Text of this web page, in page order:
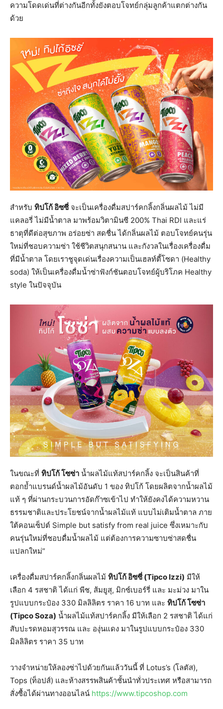
ความโดดเด่นที่ต่างกันอีกทั้งยังตอบโจทย์กลุ่มลูกค้าแตกต่างกัน
ด้วย
สำหรับ ทิปโก้ อิซซี่จะเป็นเครื่องดื่มสปาร์คกลิ้งกลิ่นผลไม้ ไม่มี
แคลอรี่ ไม่มีน้ำตาล มาพร้อมวิตามินซี 200% Thai RDI และแร่
ธาตุที่ดีต่อสุขภาพ อร่อยซ่า สดชื่น ได้กลิ่นผลไม้ ตอบโจทย์คนรุ่น
ใหม่ที่ชอบความซ่า ใช้ชีวิตสนุกสนาน และกังวลในเรื่องเครื่องดื่ม
ที่มีน้ำตาล โดยเราชูจุดเด่นเรื่องความเป็นเฮลท์ตี้โซดา (Healthy
soda) ให้เป็นเครื่องดื่มน้ำซ่าฟังก์ชันตอบโจทย์ผู้บริโภค Healthy
style ในปัจจุบัน
ในขณะที่ ทิปโก้ โซซ่า น้ำผลไม้แท้สปาร์คกลิ้ง จะเป็นสินค้าที่
ตอกย้ำแบรนด์น้ำผลไม้อันดับ 1 ของ ทิปโก้ โดยผลิตจากน้ำผลไม้
แท้ ๆ ที่ผ่านกระบวนการอัดก๊าซเข้าไป ทำให้ยังคงได้ความหวาน
ธรรมชาติและประโยชน์จากน้ำผลไม้แท้ แบบไม่เติมน้ำตาล ภาย
ใต้คอนเซ็ปต์ Simple but satisfy from real juice ซึ่งเหมาะกับ
คนรุ่นใหม่ที่ชอบดื่มน้ำผลไม้ แต่ต้องการความซาบซ่าสดชื่น
แปลกใหม่”
เครื่องดื่มสปาร์คกลิ้งกลิ่นผลไม้ ทิปโก้ อิซซี่ (Tipco Izzi) มีให้
เลือก 4 รสชาติ ได้แก่ พีช, ส้มยูสุ, มิกซ์เบอร์รี่ และ มะม่วง มาใน
รูปแบบกระป๋อง 330 มิลลิลิตร ราคา 16 บาท และ ทิปโก้ โซซ่า
(Tipco Soza) น้ำผลไม้แท้สปาร์คกลิ้ง มีให้เลือก 2 รสชาติ ได้แก่
สับปะรดหอมสุวรรณ และ องุ่นแดง มาในรูปแบบกระป๋อง 330
มิลลิลิตร ราคา 35 บาท
วางจำหน่ายให้ลองซ่าไปด้วยกันแล้ววันนี้ ที่ Lotus’s (โลตัส),
Tops (ท็อปส์) และห้างสรรพสินค้าชั้นนำทั่วประเทศ หรือสามารถ
สั่งซื้อได้ผ่านทางออนไลน์ https://www.tipcoshop.com